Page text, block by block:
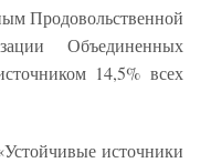
Продовольственной
Объединенных
14,5% всех
источники